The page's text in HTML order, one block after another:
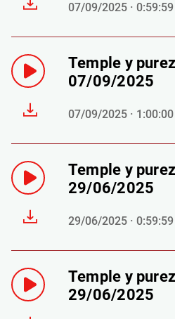
07/09/2025 · 0:59:59
Temple y
07/09/2025
07/09/2025 · 1:00:00
Temple y
29/06/2025
29/06/2025 · 0:59:59
Temple y
29/06/2025